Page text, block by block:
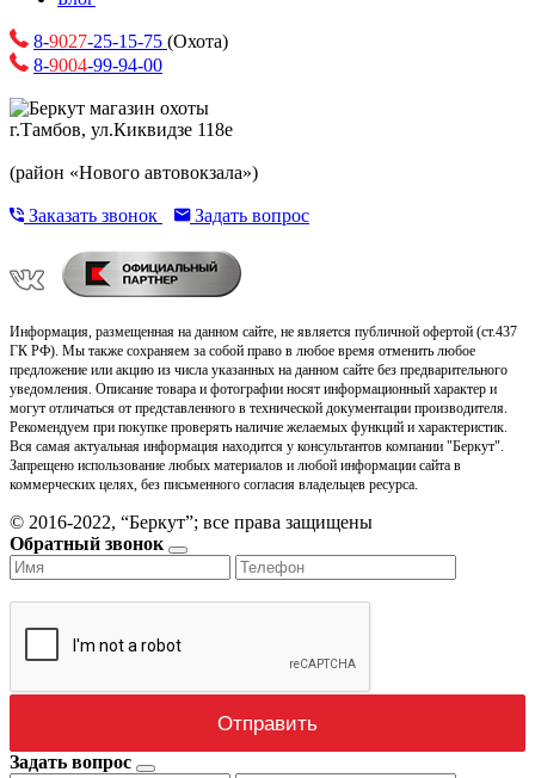
8-9027-25-15-75 (Охота)
8-9004-99-94-00
г.Тамбов, ул.Киквидзе 118е
(район «Нового автовокзала»)
Заказать звонок Задать вопрос
Информация, размещенная на данном сайте, не является публичной офертой (ст.437
ГК РФ). Мы также сохраняем за собой право в любое время отменить любое
предложение или акцию из числа указанных на данном сайте без предварительного
уведомления. Описание товара и фотографии носят информационный характер и
могут отличаться от представленного в технической документации производителя.
Рекомендуем при покупке проверять наличие желаемых функций и характеристик.
Вся самая актуальная информация находится у консультантов компании "Беркут".
Запрещено использование любых материалов и любой информации сайта в
коммерческих целях, без письменного согласия владельцев ресурса.
© 2016-2022, “Беркут”; все права защищены
Обратный звонок
Задать вопрос